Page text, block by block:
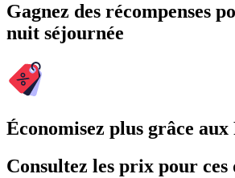
Gagnez des récompenses
nuit séjournée
Économisez plus grâce
Consultez les prix pour ces